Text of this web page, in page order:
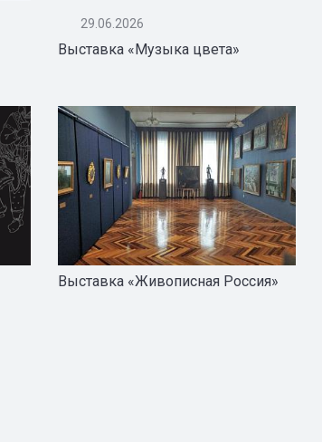
29.06.2026
Выставка «Музыка цвета»
Выставка «Живописная Россия»